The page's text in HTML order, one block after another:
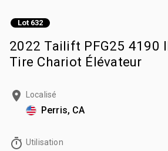
Lot 632
2022 Tailift PFG25 4190
Tire Chariot Élévateur
Localisé
Perris, CA
Utilisation